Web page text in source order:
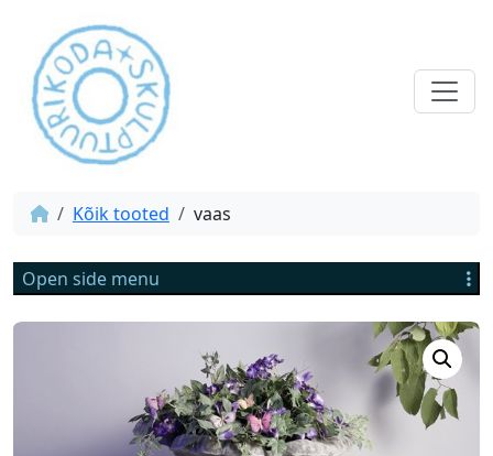
Kõik tooted vaas
Open side menu